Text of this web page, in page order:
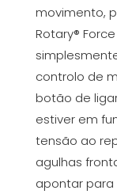
movimento,
Rotary®
controlo de
botão de
estiver em
tensão ao
agulhas
apontar para